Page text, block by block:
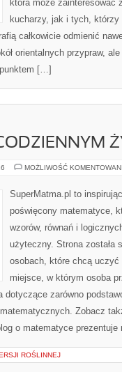
która może zainteresować
kucharzy, jak i tych, którzy
całkowicie odmienić
orientalnych przypraw,
[…]
MOŻLIWOŚĆ
SuperMatma.pl to
poświęcony matematyce,
wzorów, równań i
użyteczny. Strona została
osobach, które chcą
miejsce, w którym osoba
dotyczące zarówno
Zobacz
o matematyce
ROŚLINNEJ